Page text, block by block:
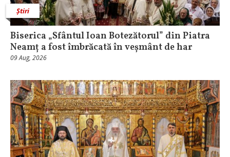
Știri
Biserica „Sfântul Ioan Botezătorul” din Piatra
Neamț a fost îmbrăcată în veșmânt de har
09 Aug, 2026